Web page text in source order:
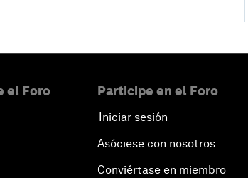
el Foro Participe en el Foro
Iniciar sesión
Asóciese con nosotros
Conviértase en miembro